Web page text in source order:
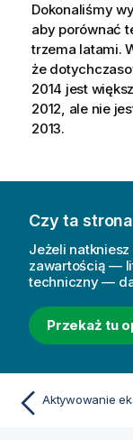
Dokonaliśmy
aby porównać
trzema latami.
że
2014 jest
2012, ale nie
2013.
Czy ta
Jeżeli
zawartością —
techniczny —
Przekaż tu